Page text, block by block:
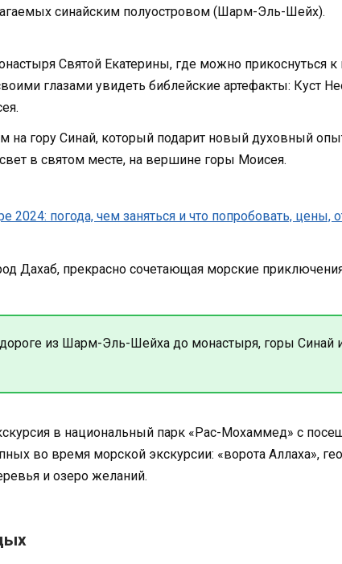
синайским полуостровом (Шарм-Эль-Шейх).
Святой Екатерины, где можно прикоснуться
глазами увидеть библейские артефакты: Куст
на гору Синай, который подарит новый духовный
в святом месте, на вершине горы Моисея.
Дахаб, прекрасно сочетающая морские
из Шарм-Эль-Шейха до монастыря, горы Синай
в национальный парк «Рас-Мохаммед» с
во время морской экскурсии: «ворота Аллаха»,
и озеро желаний.